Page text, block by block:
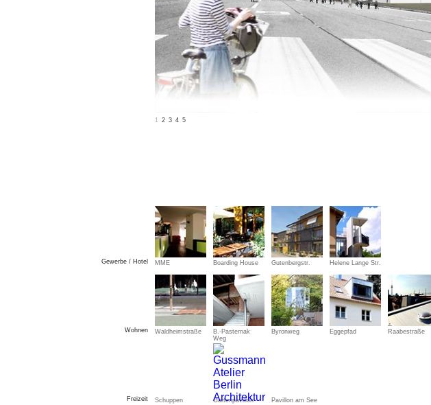
1 2 3 4 5
Gewerbe / Hotel
Wohnen
Freizeit
MME Boarding House Gutenbergstr. Helene Lange Str.
Waldheimstraße
B.-Pasternak
Weg
Byronweg Eggepfad Raabestraße
Schuppen Gartenpavillon Pavillon am See